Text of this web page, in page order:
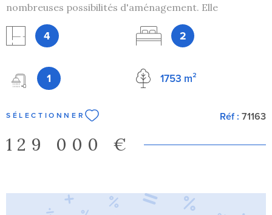
nombreuses possibilités d'aménagement. Elle
représente une opportunité idéale pour un premier
achat, une famille ou un projet de rénovation à
personnaliser selon vos goûts. Dès l’entrée, vous
découvrirez une cuisine indépendante, un séjour
chaleureux, une chambre ainsi que d'un espace bureau,
niveau. À l’étage, une seconde chambre confortable
équipée de son propre WC privatif. Vous disposerez
également d’un grand grenier entièrement
aménageable, offrant un superbe potentiel pour créer
réside dans son extérieur et ses dépendances. La
maison est édifiée sur un magnifique terrain
4 2
1 1753 m²
SÉLECTIONNER Réf : 71163
129 000 €